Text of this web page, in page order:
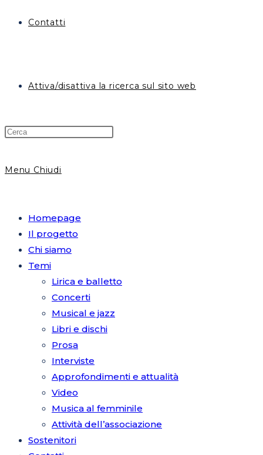
Contatti
Attiva/disattiva la ricerca sul sito web
Menu Chiudi
Homepage
Il progetto
Chi siamo
Temi
Lirica e balletto
Concerti
Musical e jazz
Libri e dischi
Prosa
Interviste
Approfondimenti e attualità
Video
Musica al femminile
Attività dell’associazione
Sostenitori